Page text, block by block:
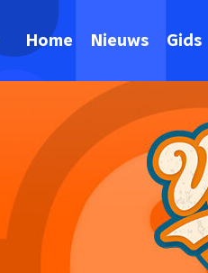
Home Nieuws Gids